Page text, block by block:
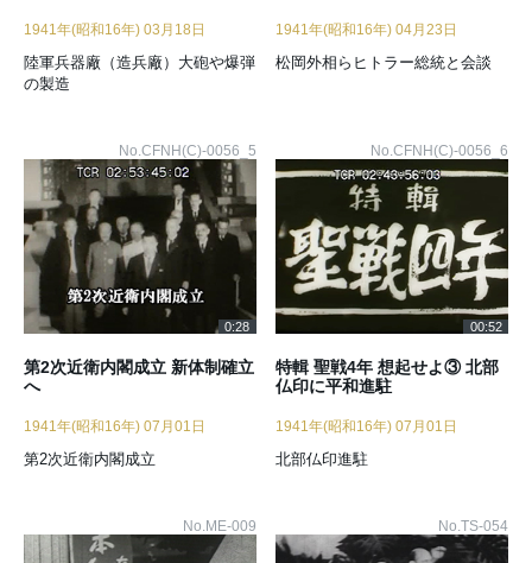
1941年(昭和16年) 03月18日
陸軍兵器廠（造兵廠）大砲や爆弾
の製造
1941年(昭和16年) 04月23日
松岡外相らヒトラー総統と会談
No.CFNH(C)-0056_5
0:28
第2次近衛内閣成立 新体制確立
へ
1941年(昭和16年) 07月01日
第2次近衛内閣成立
No.CFNH(C)-0056_6
00:52
特輯 聖戦4年 想起せよ③ 北部
仏印に平和進駐
1941年(昭和16年) 07月01日
北部仏印進駐
No.ME-009 No.TS-054